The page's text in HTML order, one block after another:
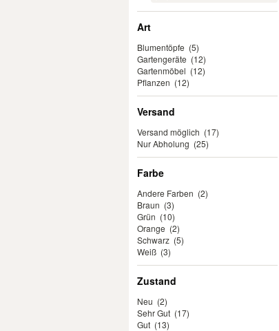
Art
Blumentöpfe (5)
Gartengeräte (12)
Gartenmöbel (12)
Pflanzen (12)
Versand
Versand möglich (17)
Nur Abholung (25)
Farbe
Andere Farben (2)
Braun (3)
Grün (10)
Orange (2)
Schwarz (5)
Weiß (3)
Zustand
Neu (2)
Sehr Gut (17)
Gut (13)